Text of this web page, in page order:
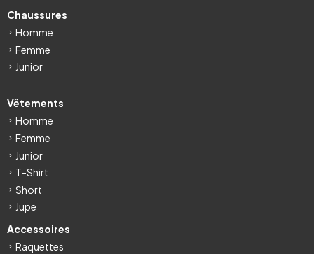
Chaussures
Homme
Femme
Junior
Vêtements
Homme
Femme
Junior
T-Shirt
Short
Jupe
Accessoires
Raquettes